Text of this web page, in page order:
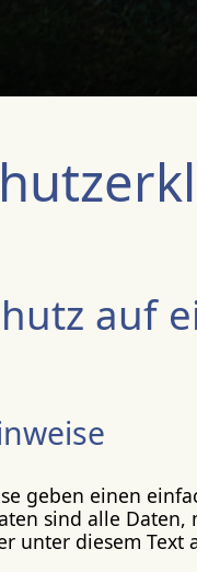
auf
geben einen
sind alle
unter diesem